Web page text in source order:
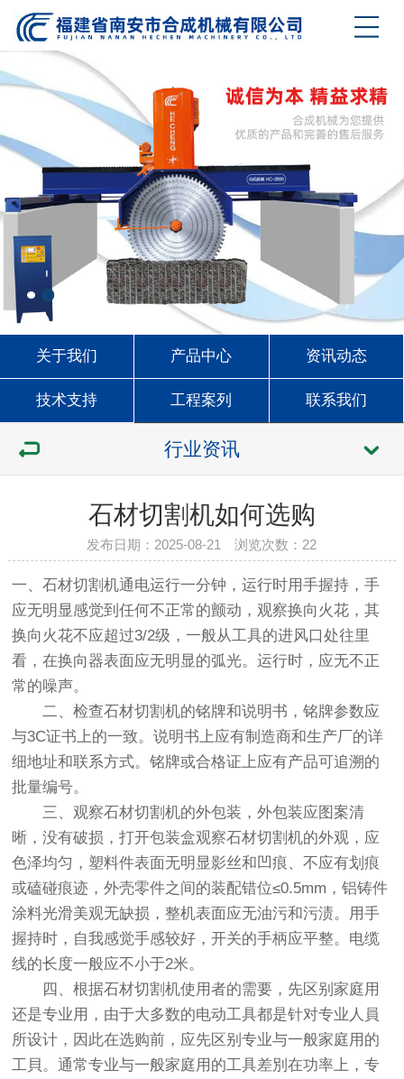
关于我们 产品中心 资讯动态
技术支持 工程案列 联系我们
行业资讯
石材切割机如何选购
发布日期：2025-08-21 浏览次数： 22
一、石材切割机通电运行一分钟，运行时用手握持，手
应无明显感觉到任何不正常的颤动，观察换向火花，其
换向火花不应超过3/2级，一般从工具的进风口处往里
看，在换向器表面应无明显的弧光。运行时，应无不正
常的噪声。
二、检查石材切割机的铭牌和说明书，铭牌参数应
与3C证书上的一致。说明书上应有制造商和生产厂的详
细地址和联系方式。铭牌或合格证上应有产品可追溯的
批量编号。
三、观察石材切割机的外包装，外包装应图案清
晰，没有破损，打开包装盒观察石材切割机的外观，应
色泽均匀，塑料件表面无明显影丝和凹痕、不应有划痕
或磕碰痕迹，外壳零件之间的装配错位≤0.5mm，铝铸件
涂料光滑美观无缺损，整机表面应无油污和污渍。用手
握持时，自我感觉手感较好，开关的手柄应平整。电缆
线的长度一般应不小于2米。
四、根据石材切割机使用者的需要，先区别家庭用
还是专业用，由于大多数的电动工具都是针对专业人員
所设计，因此在选购前，应先区别专业与一般家庭用的
工貝。通常专业与一般家庭用的工具差別在功率上，专